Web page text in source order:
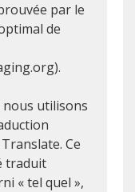
par le
de
nous utilisons
Ce
traduit
« tel quel »,